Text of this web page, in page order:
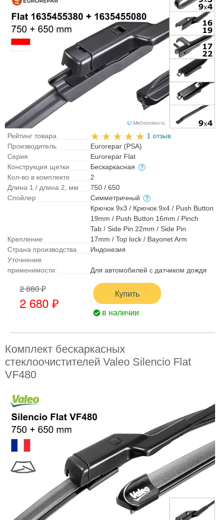
Рейтинг товара
1 отзыв
Производитель
Eurorepar (PSA)
Серия
Eurorepar Flat
Конструкция щетки
Бескаркасная
Кол-во в комплекте
2
Длина 1 / длина 2, мм
750 / 650
Спойлер
Симметричный
Крепление
Крючок 9x3 / Крючок 9x4 / Push Button
19mm / Push Button 16mm / Pinch
Tab / Side Pin 22mm / Side Pin
17mm / Top lock / Bayonet Arm
Страна производства
Индонезия
Уточнение
применимости:
Для автомобилей с датчиком дождя
2 880 ₽
2 680 ₽
Купить
в наличии
Комплект бескаркасных
стеклоочистителей Valeo Silencio Flat
VF480